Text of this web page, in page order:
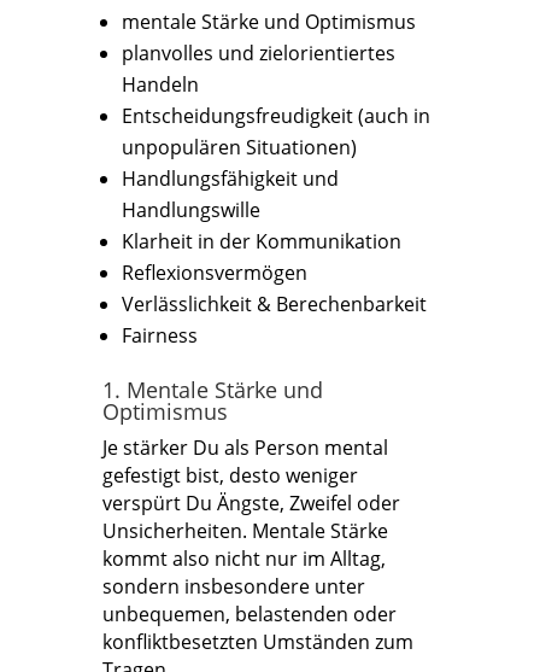
mentale Stärke und Optimismus
planvolles und zielorientiertes
Handeln
Entscheidungsfreudigkeit (auch in
unpopulären Situationen)
Handlungsfähigkeit und
Handlungswille
Klarheit in der Kommunikation
Reflexionsvermögen
Verlässlichkeit & Berechenbarkeit
Fairness
1. Mentale Stärke und
Optimismus
Je stärker Du als Person mental
gefestigt bist, desto weniger
verspürt Du Ängste, Zweifel oder
Unsicherheiten. Mentale Stärke
kommt also nicht nur im Alltag,
sondern insbesondere unter
unbequemen, belastenden oder
konfliktbesetzten Umständen zum